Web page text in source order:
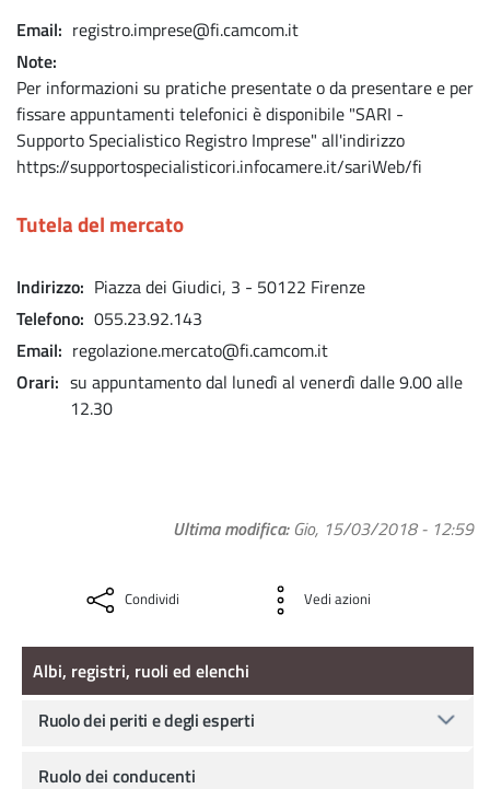
Email
registro.imprese@fi.camcom.it
Note
Per informazioni su pratiche presentate o da presentare e per
fissare appuntamenti telefonici è disponibile "SARI -
Supporto Specialistico Registro Imprese" all'indirizzo
https://supportospecialisticori.infocamere.it/sariWeb/fi
Tutela del mercato
Indirizzo Piazza dei Giudici, 3 - 50122 Firenze
Telefono 055.23.92.143
Email
regolazione.mercato@fi.camcom.it
Orari
su appuntamento dal lunedì al venerdì dalle 9.00 alle
12.30
Ultima modifica Gio, 15/03/2018 - 12:59
Condividi Vedi azioni
Albi, registri, ruoli ed elenchi
Albi, registri, ruoli ed elenchi
Ruolo dei periti e degli esperti
Ruolo dei conducenti